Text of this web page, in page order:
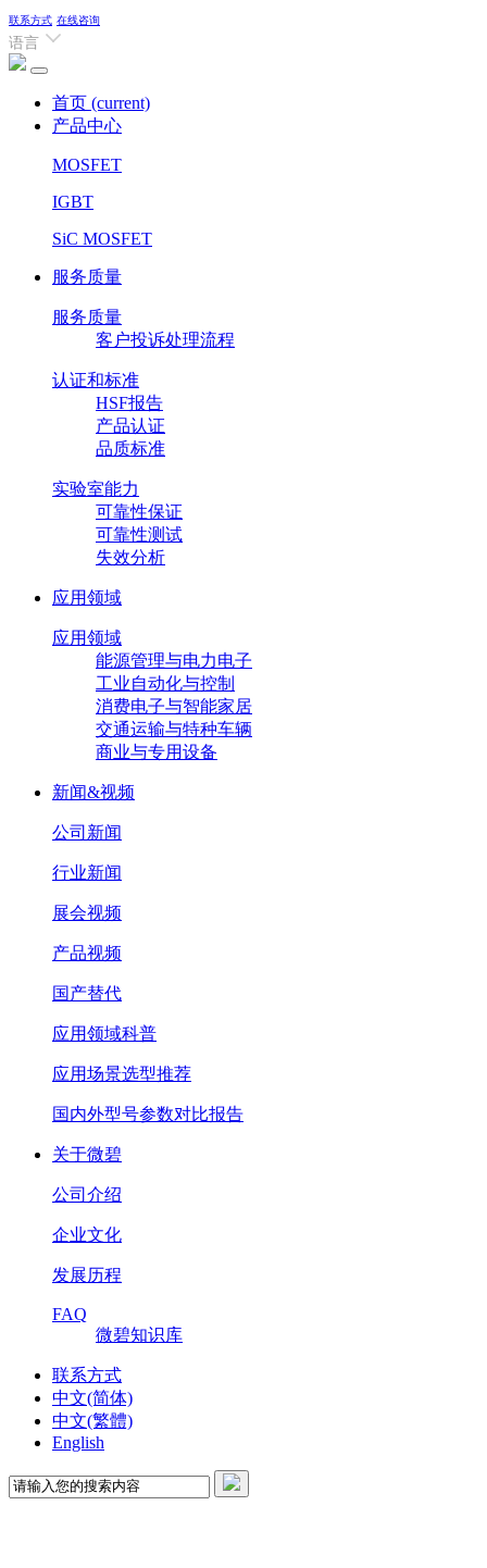
联系方式 在线咨询
语言
首页 (current)
产品中心
MOSFET
IGBT
SiC MOSFET
服务质量
服务质量
客户投诉处理流程
认证和标准
HSF报告
产品认证
品质标准
实验室能力
可靠性保证
可靠性测试
失效分析
应用领域
应用领域
能源管理与电力电子
工业自动化与控制
消费电子与智能家居
交通运输与特种车辆
商业与专用设备
新闻&视频
公司新闻
行业新闻
展会视频
产品视频
国产替代
应用领域科普
应用场景选型推荐
国内外型号参数对比报告
关于微碧
公司介绍
企业文化
发展历程
FAQ
微碧知识库
联系方式
中文(简体)
中文(繁體)
English